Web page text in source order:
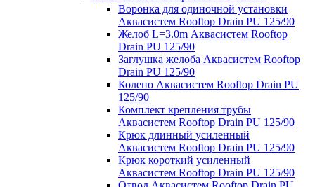
Воронка для одиночной установки
Аквасистем Rooftop Drain PU 125/90
Желоб L=3.0m Аквасистем Rooftop
Drain PU 125/90
Заглушка желоба Аквасистем Rooftop
Drain PU 125/90
Колено Аквасистем Rooftop Drain PU
125/90
Комплект крепления трубы
Аквасистем Rooftop Drain PU 125/90
Крюк длинный усиленный
Аквасистем Rooftop Drain PU 125/90
Крюк короткий усиленный
Аквасистем Rooftop Drain PU 125/90